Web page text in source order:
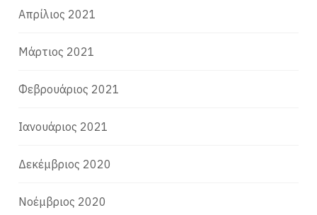
Απρίλιος 2021
Μάρτιος 2021
Φεβρουάριος 2021
Ιανουάριος 2021
Δεκέμβριος 2020
Νοέμβριος 2020